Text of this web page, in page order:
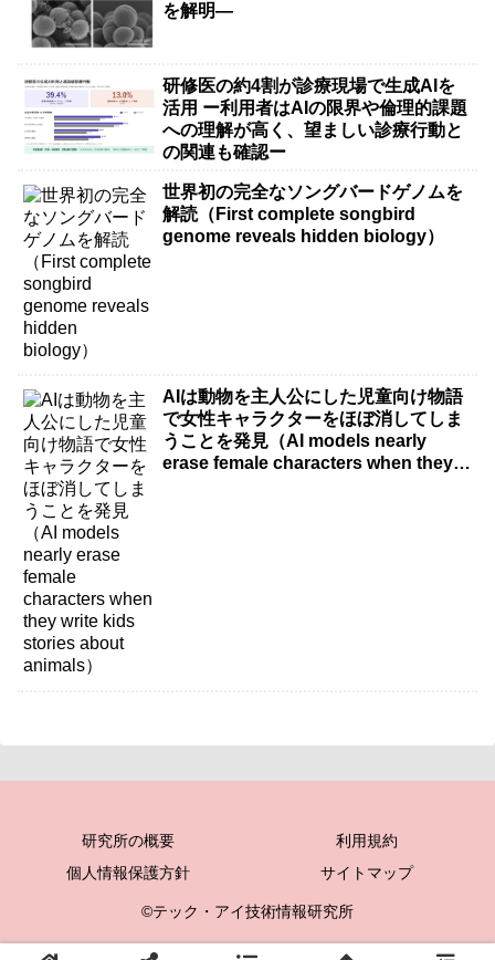
を解明―
研修医の約4割が診療現場で生成AIを
活用 ー利用者はAIの限界や倫理的課題
への理解が高く、望ましい診療行動と
の関連も確認ー
世界初の完全なソングバードゲノムを
解読（First complete songbird
genome reveals hidden biology）
AIは動物を主人公にした児童向け物語
で女性キャラクターをほぼ消してしま
うことを発見（AI models nearly
erase female characters when they
研究所の概要
利用規約
個人情報保護方針
サイトマップ
©テック・アイ技術情報研究所